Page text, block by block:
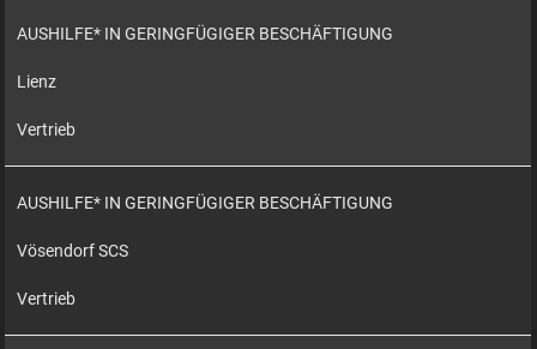
AUSHILFE* IN GERINGFÜGIGER BESCHÄFTIGUNG
Lienz
Vertrieb
AUSHILFE* IN GERINGFÜGIGER BESCHÄFTIGUNG
Vösendorf SCS
Vertrieb